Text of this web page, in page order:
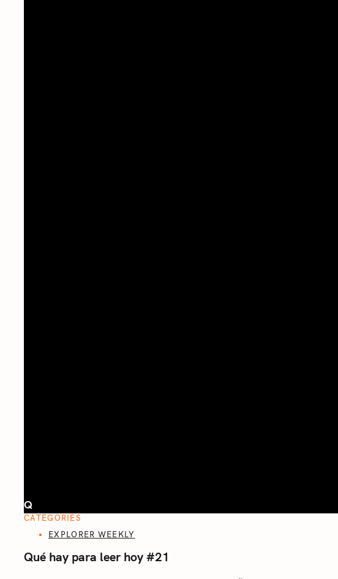
Q
CATEGORIES
EXPLORER WEEKLY
Qué hay para leer hoy #21